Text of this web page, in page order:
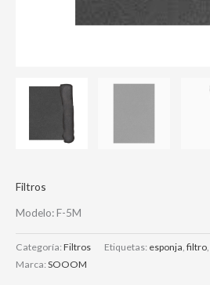
Filtros
Modelo: F-5M
Categoría: Filtros Etiquetas: esponja filtro
Marca: SOOOM